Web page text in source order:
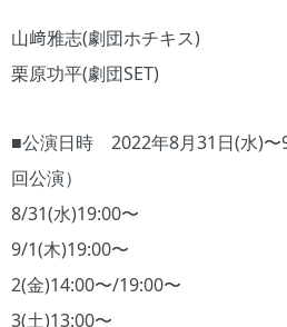
山﨑雅志(劇団ホチキス)
栗原功平(劇団SET)
■公演日時 2022年8月31日(水)
回公演）
8/31(水)19:00〜
9/1(木)19:00〜
2(金)14:00〜/19:00〜
3(土)13:00〜